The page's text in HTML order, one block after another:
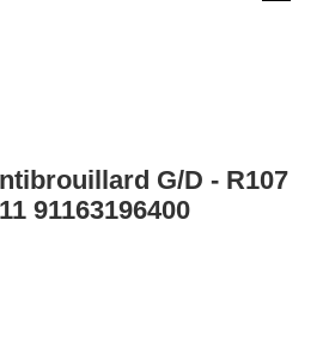
G/D - R107
91163196400